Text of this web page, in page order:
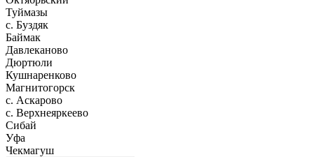
Туймазы
c. Буздяк
Баймак
Давлеканово
Дюртюли
Кушнаренково
Магнитогорск
с. Аскарово
с. Верхнеяркеево
Сибай
Уфа
Чекмагуш